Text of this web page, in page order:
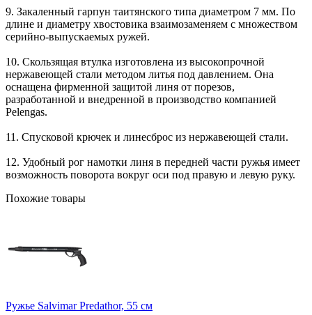
9. Закаленный гарпун таитянского типа диаметром 7 мм. По
длине и диаметру хвостовика взаимозаменяем с множеством
серийно-выпускаемых ружей.
10. Скользящая втулка изготовлена из высокопрочной
нержавеющей стали методом литья под давлением. Она
оснащена фирменной защитой линя от порезов,
разработанной и внедренной в производство компанией
Pelengas.
11. Спусковой крючек и линесброс из нержавеющей стали.
12. Удобный рог намотки линя в передней части ружья имеет
возможность поворота вокруг оси под правую и левую руку.
Похожие товары
Ружье Salvimar Predathor, 55 см